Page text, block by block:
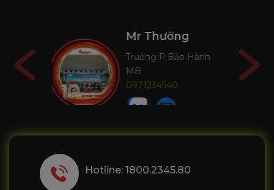
Hành
Mr Long
GĐ Miền Trung
Hotline: 1800.2345.80